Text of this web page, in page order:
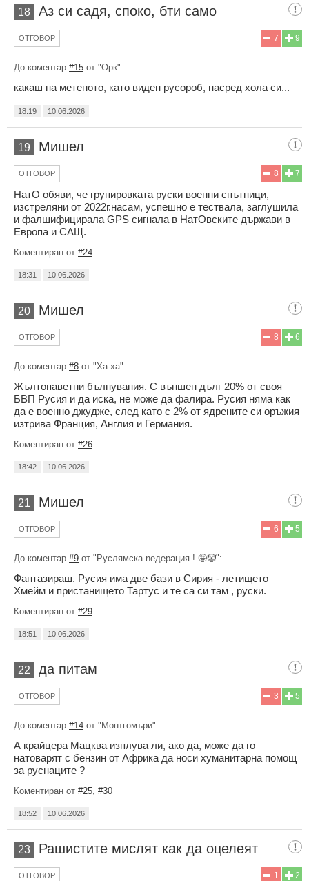
18 Аз си садя, споко, бти само
9
7
ОТГОВОР
До коментар #15 от "Орк":
какаш на метеното, като виден русороб, насред хола си...
18:19 10.06.2026
19 Мишел
7
8
ОТГОВОР
НатО обяви, че групировката руски военни спътници,
изстреляни от 2022г.насам, успешно е тествала, заглушила
и фалшифицирала GPS сигнала в НатОвските държави в
Европа и САЩ.
Коментиран от #24
18:31 10.06.2026
20 Мишел
6
8
ОТГОВОР
До коментар #8 от "Ха-ха":
Жълтопаветни бълнувания. С външен дълг 20% от своя
БВП Русия и да иска, не може да фалира. Русия няма как
да е военно джудже, след като с 2% от ядрените си оръжия
изтрива Франция, Англия и Германия.
Коментиран от #26
18:42 10.06.2026
21 Мишел
5
6
ОТГОВОР
До коментар #9 от "Рycлямска neдepaция ! 🤪🤡":
Фантазираш. Русия има две бази в Сирия - летището
Хмейм и пристанището Тартус и те са си там , руски.
Коментиран от #29
18:51 10.06.2026
22 да питам
5
3
ОТГОВОР
До коментар #14 от "Монтгомъри":
А крайцера Мацква изплува ли, ако да, може да го
натоварят с бензин от Африка да носи хуманитарна помощ
за руснаците ?
Коментиран от #25 #30
18:52 10.06.2026
23 Рашистите мислят как да оцелеят
2
1
ОТГОВОР